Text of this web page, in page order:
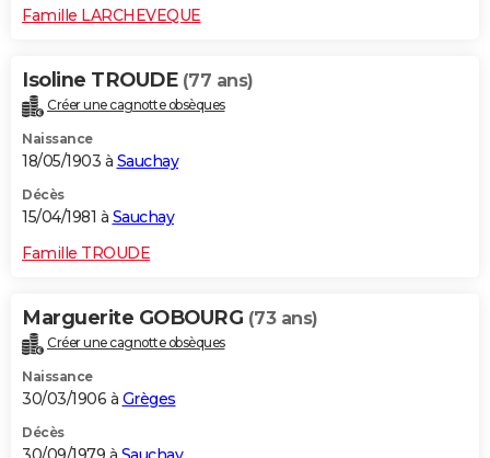
Famille LARCHEVEQUE
Isoline TROUDE (77 ans)
Créer une cagnotte obsèques
Naissance
18/05/1903 à Sauchay
Décès
15/04/1981 à Sauchay
Famille TROUDE
Marguerite GOBOURG (73 ans)
Créer une cagnotte obsèques
Naissance
30/03/1906 à Grèges
Décès